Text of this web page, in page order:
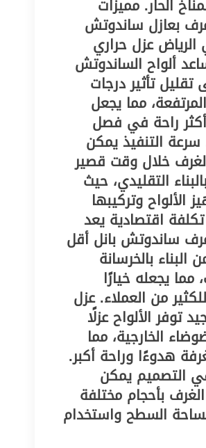
الحار. مميزات
بعازل ساندوتش
الرياض عزل حراري
ألواح الساندوتش
تقليل تأثير درجات
مما يجعل
راحة في فصل
التنفيذ يمكن
خلال وقت قصير
التقليدي، حيث
الألواح وتركيبها
اقتصادية يعد
ساندوتش بانل أقل
البناء بالخرسانة
مما يجعله خيارًا
من العملاء. عزل
توفر الألواح عزلًا
الخارجية، مما
هدوءًا وراحة أكبر.
التصميم يمكن
بأحجام مختلفة
السطح واستخدام